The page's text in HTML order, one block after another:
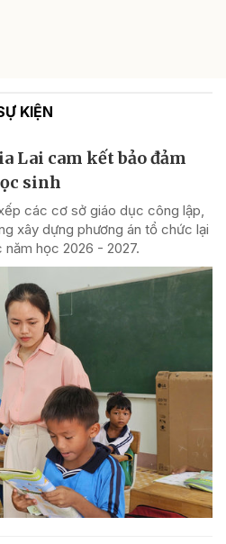
KIỆN
Lai cam kết bảo đảm
sinh
các cơ sở giáo dục công lập,
xây dựng phương án tổ chức lại
học 2026 - 2027.